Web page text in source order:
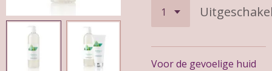
Voor de gevoelige huid